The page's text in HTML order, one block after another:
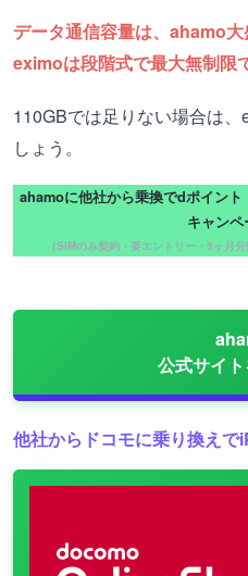
データ通信容量は、ahamo大
eximoは段階式で最大無制限
110GBでは足りない場合は
しょう。
ahamoに他社から乗換でdポイン
キャンペ
（SIMのみ契約・要エントリー・5ヶ月
公式サイ
他社からドコモに乗り換えで